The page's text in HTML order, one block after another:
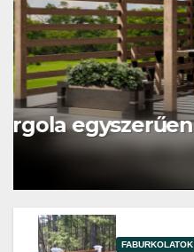
AKCIÓ
Az új KRH fa
FABURKOLATOK